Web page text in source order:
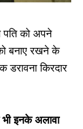
पति को अपने
बनाए रखने के
डरावना किरदार
इनके अलावा